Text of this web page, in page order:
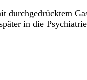
durchgedrücktem
in die